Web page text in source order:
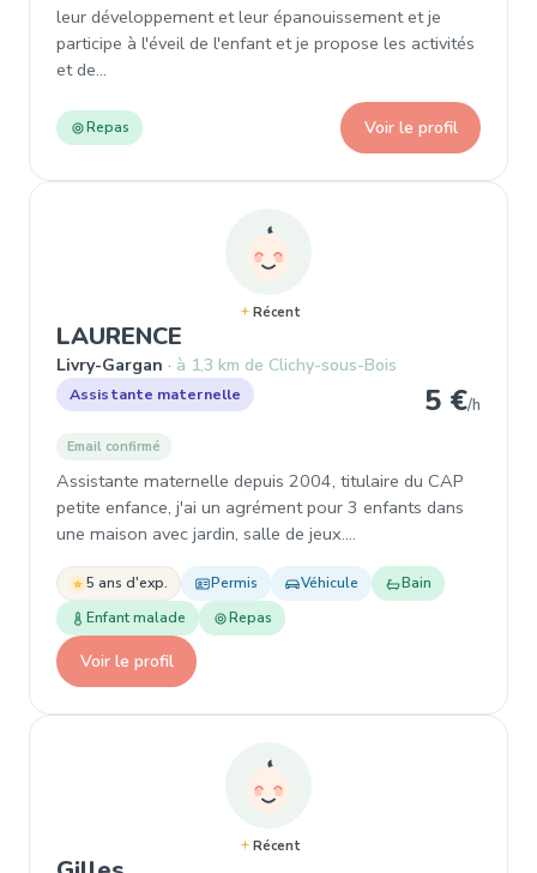
leur développement et leur épanouissement et je
participe à l'éveil de l'enfant et je propose les activités
et de…
Repas Voir le profil
Récent
LAURENCE
Livry-Gargan à 1,3 km de Clichy-sous-Bois
Assistante maternelle 5 €/h
Email confirmé
Assistante maternelle depuis 2004, titulaire du CAP
petite enfance, j'ai un agrément pour 3 enfants dans
une maison avec jardin, salle de jeux....
5 ans d'exp. Permis Véhicule
Bain
Enfant malade
Repas
Voir le profil
Récent